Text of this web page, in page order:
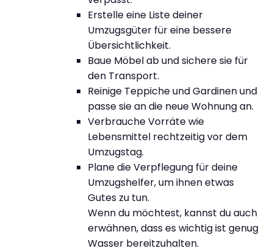
Erstelle eine Liste deiner
Umzugsgüter für eine bessere
Übersichtlichkeit.
Baue Möbel ab und sichere sie für
den Transport.
Reinige Teppiche und Gardinen und
passe sie an die neue Wohnung an.
Verbrauche Vorräte wie
Lebensmittel rechtzeitig vor dem
Umzugstag.
Plane die Verpflegung für deine
Umzugshelfer, um ihnen etwas
Gutes zu tun.
Wenn du möchtest, kannst du auch
erwähnen, dass es wichtig ist genug
Wasser bereitzuhalten.